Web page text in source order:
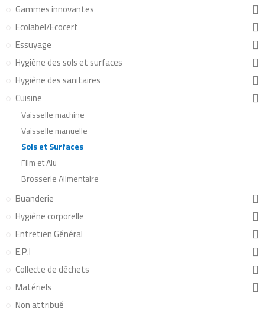
Gammes innovantes
Ecolabel/Ecocert
Essuyage
Hygiène des sols et surfaces
Hygiène des sanitaires
Cuisine
Vaisselle machine
Vaisselle manuelle
Sols et Surfaces
Film et Alu
Brosserie Alimentaire
Buanderie
Hygiène corporelle
Entretien Général
E.P.I
Collecte de déchets
Matériels
Non attribué